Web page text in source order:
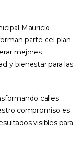
Mauricio
parte del plan
mejores
y bienestar para las
calles
compromiso es
visibles para